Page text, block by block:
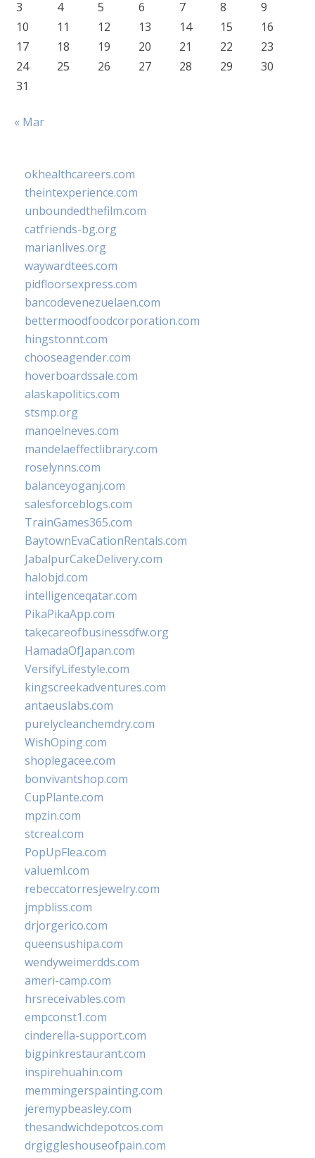
3 4 5 6 7 8
9
10
11 12 13 14 15
16
17
18 19 20 21 22
23
24
25 26 27 28 29
30
31
« Mar
okhealthcareers.com
theintexperience.com
unboundedthefilm.com
catfriends-bg.org
marianlives.org
waywardtees.com
pidfloorsexpress.com
bancodevenezuelaen.com
bettermoodfoodcorporation.com
hingstonnt.com
chooseagender.com
hoverboardssale.com
alaskapolitics.com
stsmp.org
manoelneves.com
mandelaeffectlibrary.com
roselynns.com
balanceyoganj.com
salesforceblogs.com
TrainGames365.com
BaytownEvaCationRentals.com
JabalpurCakeDelivery.com
halobjd.com
intelligenceqatar.com
PikaPikaApp.com
takecareofbusinessdfw.org
HamadaOfJapan.com
VersifyLifestyle.com
kingscreekadventures.com
antaeuslabs.com
purelycleanchemdry.com
WishOping.com
shoplegacee.com
bonvivantshop.com
CupPlante.com
mpzin.com
stcreal.com
PopUpFlea.com
valueml.com
rebeccatorresjewelry.com
jmpbliss.com
drjorgerico.com
queensushipa.com
wendyweimerdds.com
ameri-camp.com
hrsreceivables.com
empconst1.com
cinderella-support.com
bigpinkrestaurant.com
inspirehuahin.com
memmingerspainting.com
jeremypbeasley.com
thesandwichdepotcos.com
drgiggleshouseofpain.com